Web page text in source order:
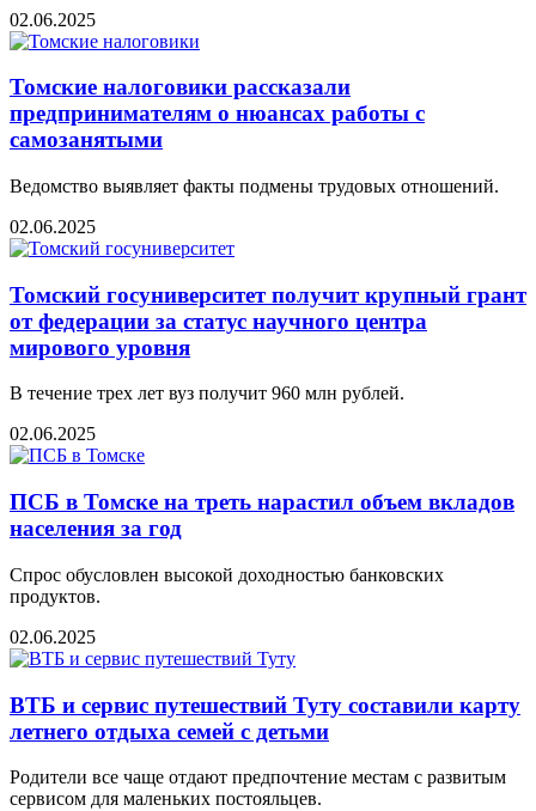
02.06.2025
Томские налоговики рассказали
предпринимателям о нюансах работы с
самозанятыми
Ведомство выявляет факты подмены трудовых отношений.
02.06.2025
Томский госуниверситет получит крупный грант
от федерации за статус научного центра
мирового уровня
В течение трех лет вуз получит 960 млн рублей.
02.06.2025
ПСБ в Томске на треть нарастил объем вкладов
населения за год
Спрос обусловлен высокой доходностью банковских
продуктов.
02.06.2025
ВТБ и сервис путешествий Туту составили карту
летнего отдыха семей с детьми
Родители все чаще отдают предпочтение местам с развитым
сервисом для маленьких постояльцев.